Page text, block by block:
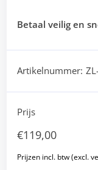
Betaal veilig en
Artikelnummer:
Prijs
€119,00